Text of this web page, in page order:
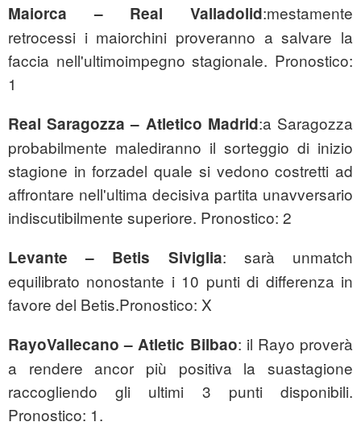
Maiorca – Real Valladolid:mestamente
retrocessi i maiorchini proveranno a salvare la
faccia nell'ultimoimpegno stagionale. Pronostico:
1
Real Saragozza – Atletico Madrid:a Saragozza
probabilmente malediranno il sorteggio di inizio
stagione in forzadel quale si vedono costretti ad
affrontare nell'ultima decisiva partita unavversario
indiscutibilmente superiore. Pronostico: 2
Levante – Betis Siviglia: sarà unmatch
equilibrato nonostante i 10 punti di differenza in
favore del Betis.Pronostico: X
RayoVallecano – Atletic Bilbao: il Rayo proverà
a rendere ancor più positiva la suastagione
raccogliendo gli ultimi 3 punti disponibili.
Pronostico: 1.